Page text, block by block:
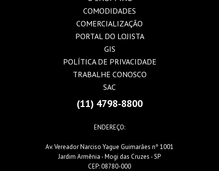
COMODIDADES
COMERCIALIZAÇÃO
PORTAL DO LOJISTA
GIS
POLÍTICA DE PRIVACIDADE
TRABALHE CONOSCO
SAC
(11) 4798-8800
ENDEREÇO:
Av. Vereador Narciso Yague Guimarães nº 1001
Jardim Armênia - Mogi das Cruzes - SP
CEP: 08780-000